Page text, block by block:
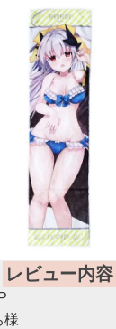
レビュー内容
様